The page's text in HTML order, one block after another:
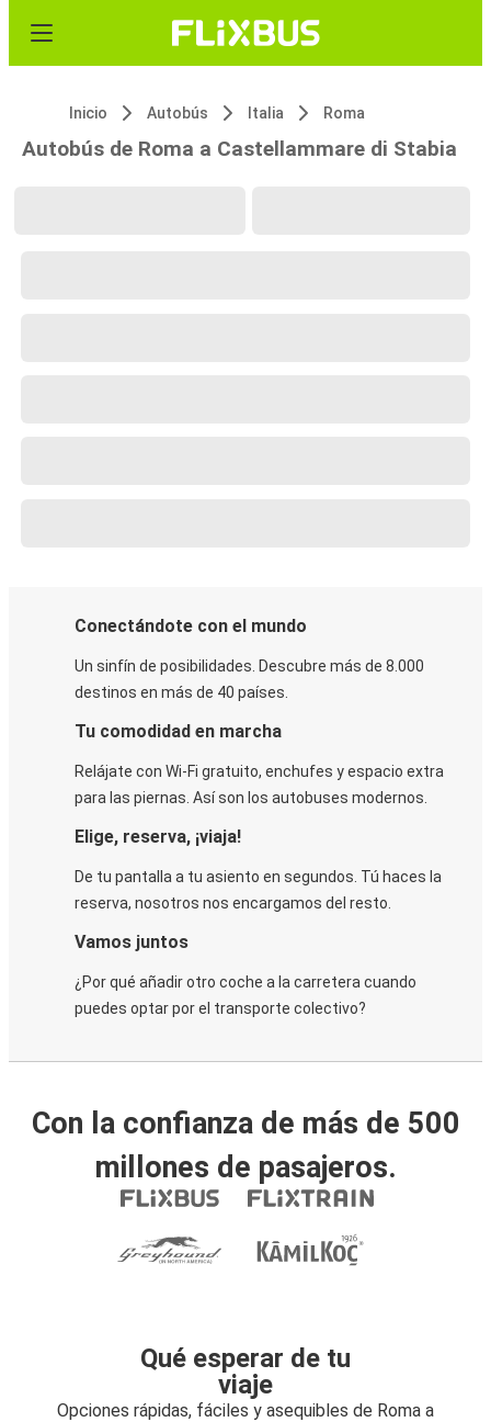
Inicio Autobús Italia Roma
Autobús de Roma a Castellammare di Stabia
Conectándote con el mundo
Un sinfín de posibilidades. Descubre más de 8.000
destinos en más de 40 países.
Tu comodidad en marcha
Relájate con Wi-Fi gratuito, enchufes y espacio extra
para las piernas. Así son los autobuses modernos.
Elige, reserva, ¡viaja!
De tu pantalla a tu asiento en segundos. Tú haces la
reserva, nosotros nos encargamos del resto.
Vamos juntos
¿Por qué añadir otro coche a la carretera cuando
puedes optar por el transporte colectivo?
Con la confianza de más de 500
millones de pasajeros.
Qué esperar de tu
viaje
Opciones rápidas, fáciles y asequibles de Roma a